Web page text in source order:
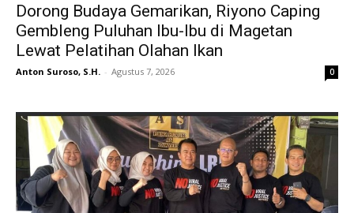
Dorong Budaya Gemarikan, Riyono Caping
Gembleng Puluhan Ibu-Ibu di Magetan
Lewat Pelatihan Olahan Ikan
Anton Suroso, S.H. - Agustus 7, 2026 0